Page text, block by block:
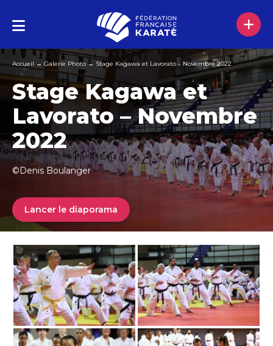
Accueil → Galerie Photo → Stage Kagawa et Lavorato – Novembre 2022
Stage Kagawa et
Lavorato – Novembre
2022
©Denis Boulanger
Lancer le diaporama